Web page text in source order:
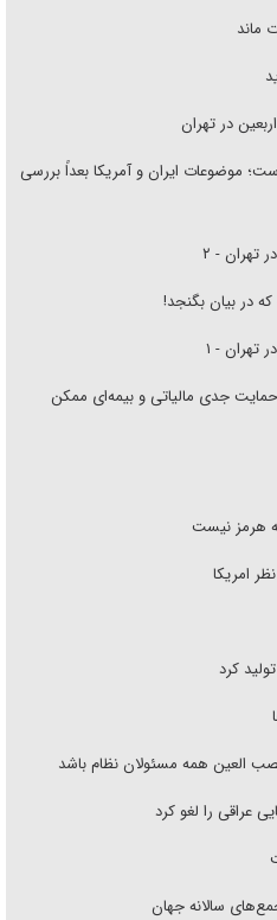
ماند
در تهران
موضوعات ایران و آمریکا بعداً بررسی
تهران - ۲
در بیان بگنجد!
تهران - ۱
جدی مالیاتی و بیمه‌ای ممکن
هرمز نیست
امریکا
العین همه مسئولان نظام باشد
عراقی را لغو کرد
سالانه جهان